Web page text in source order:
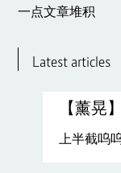
一点文章堆积
Latest articles
【薰晃
上半截呜